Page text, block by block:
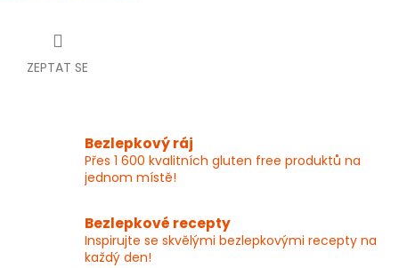
ZEPTAT SE
Bezlepkový ráj
Přes 1 600 kvalitních gluten free produktů na
jednom místě!
Bezlepkové recepty
Inspirujte se skvělými bezlepkovými recepty na
každý den!